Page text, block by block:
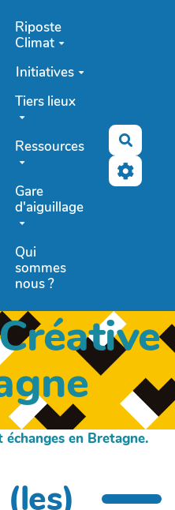
Riposte
Climat
Initiatives
Tiers lieux
Ressources
Gare
d'aiguillage
Qui
sommes
nous ?
en Bretagne.